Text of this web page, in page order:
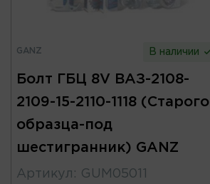
GANZ В наличии
Болт ГБЦ 8V ВАЗ-2108-
2109-15-2110-1118 (Старого
образца-под
шестигранник) GANZ
Артикул : GUM05011